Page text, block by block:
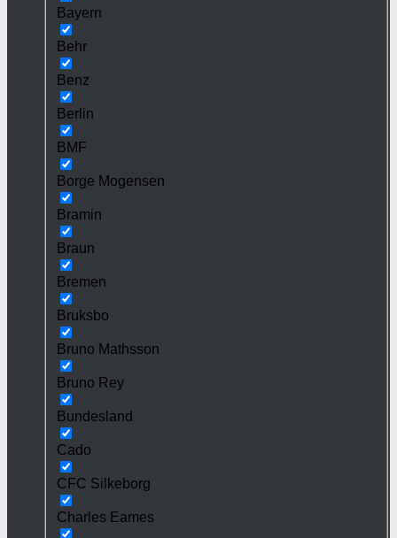
Bayern
Behr
Benz
Berlin
BMF
Borge Mogensen
Bramin
Braun
Bremen
Bruksbo
Bruno Mathsson
Bruno Rey
Bundesland
Cado
CFC Silkeborg
Charles Eames